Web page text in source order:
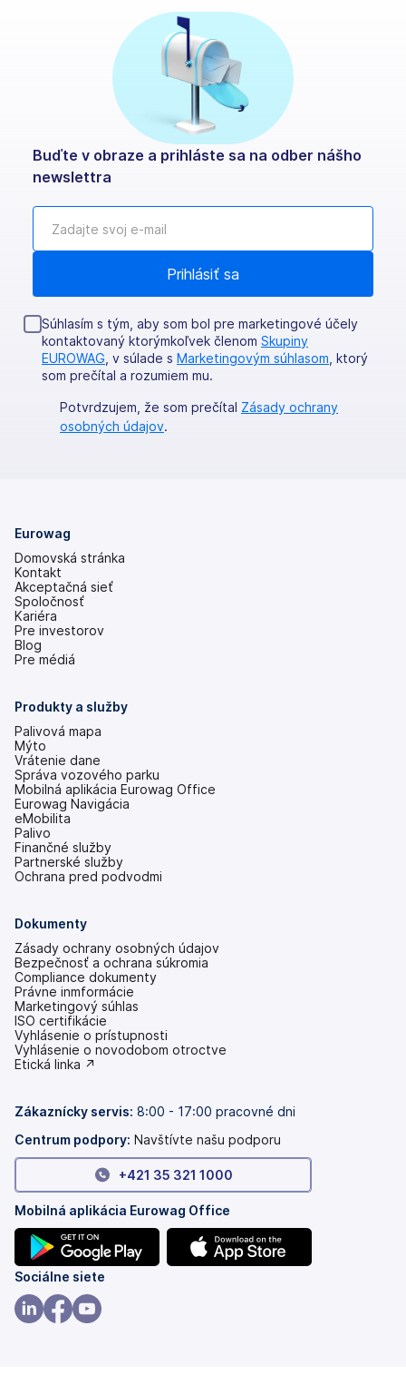
Buďte v obraze a prihláste sa na odber nášho
newslettra
Súhlasím s tým, aby som bol pre marketingové účely
kontaktovaný ktorýmkoľvek členom Skupiny
EUROWAG , v súlade s Marketingovým súhlasom , ktorý
som prečítal a rozumiem mu.
Potvrdzujem, že som prečítal Zásady ochrany
osobných údajov.
Eurowag
Domovská stránka
Kontakt
Akceptačná sieť
Spoločnosť
Kariéra
Pre investorov
(otvoriť
s
Blog
Pre médiá
Produkty a služby
Palivová mapa
Mýto
Vrátenie dane
Správa vozového parku
Mobilná aplikácia Eurowag Office
Eurowag Navigácia
eMobilita
Palivo
Finančné služby
Partnerské služby
Ochrana pred podvodmi
Dokumenty
Zásady ochrany osobných údajov
Bezpečnosť a ochrana súkromia
Compliance dokumenty
Právne inmformácie
Marketingový súhlas
ISO certifikácie
Vyhlásenie o prístupnosti
(otvoriť
s
Vyhlásenie o novodobom otroctve
(otvoriť
kartou)
Etická linka ↗
Zákaznícky servis: 8:00 - 17:00 pracovné dni
Centrum podpory: Navštívte našu podporu
+421 35 321 1000
Mobilná aplikácia Eurowag Office
(otvoriť
s
novou
Sociálne siete